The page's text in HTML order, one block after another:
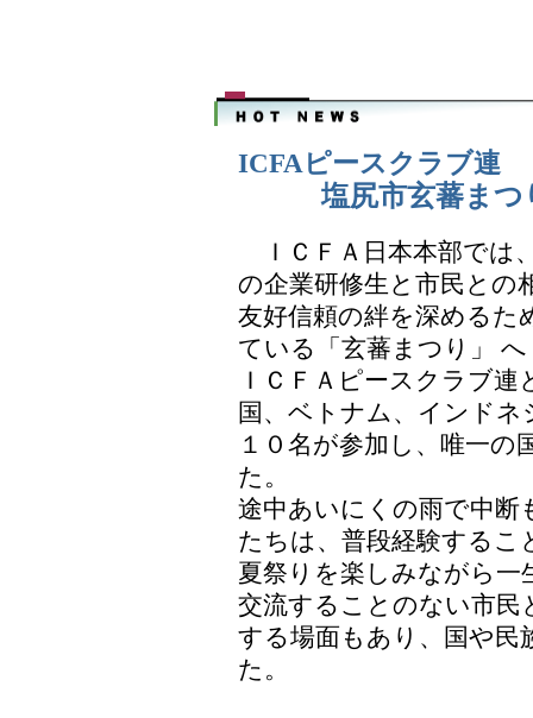
ICFAピースクラブ連
塩尻市玄蕃まつ
ＩＣＦＡ日本本部では
の企業研修生と市民との
友好信頼の絆を深めるた
ている「玄蕃まつり」 へ
ＩＣＦＡピースクラブ
国、ベトナム、インド
１０名が参加し、唯一
た。
途中あいにくの雨で中断
たちは、普段経験するこ
夏祭りを楽しみながら一
交流することのない市民
する場面もあり、国や民
た。